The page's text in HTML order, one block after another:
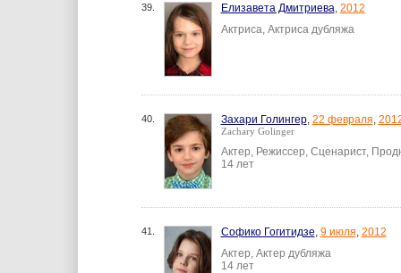
39. Елизавета Дмитриева, 2012
Актриса, Актриса дубляжа
40. Захари Голингер, 22 февраля,
Zachary Golinger
Актер, Режиссер, Сценарист,
14 лет
41. Софико Гогитидзе, 9 июля, 2012
Актер, Актер дубляжа
14 лет